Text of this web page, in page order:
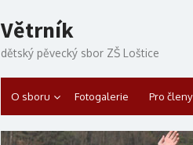
Větrník
dětský pěvecký sbor ZŠ Loštice
O sboru Fotogalerie Pro členy